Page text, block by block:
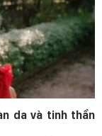
da và tinh thần